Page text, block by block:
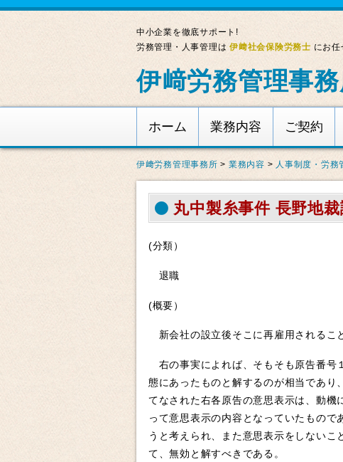
中小企業を徹底サポート!
労務管理・人事管理は伊﨑社会保険労務士 にお任
伊﨑労務管理事
ホーム 業務内容 ご契約
伊﨑労務管理事務所 > 業務内容 > 人事制度・労務
丸中製糸事件 長野地
(分類）
退職
(概要）
新会社の設立後そこに再雇用されるこ
右の事実によれば、そもそも原告番号
態にあったものと解するのが相当であり
てなされた右各原告の意思表示は、動機
って意思表示の内容となっていたもの
うと考えられ、また意思表示をしない
て、無効と解すべきである。